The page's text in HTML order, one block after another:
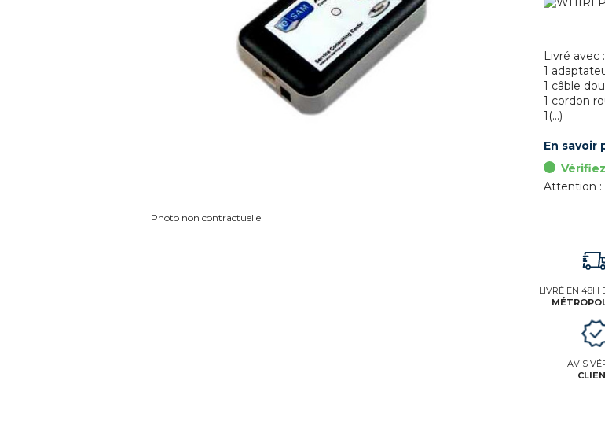
Photo non contractuelle
Livré avec :
1
1 câble
1 cordon
1(...)
En savoir
Attention :
LIVRÉ EN 48H
AVIS